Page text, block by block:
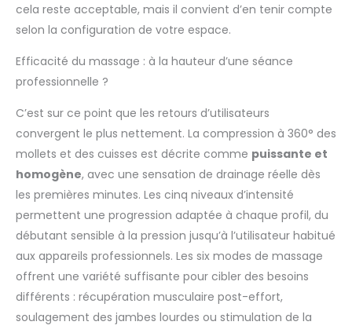
– le masseur de
jambes à
compression offre
une chaleur
s’adaptant à tous les
besoins de relaxation,
de la fatigue
quotidienne à la
récupération après
l’entraînement
Contrôle simplifié : Le
grand écran LED sur la
télécommande de ce
masseur de jambes à
compression permet
de surveiller et
d’ajuster facilement
vos paramètres de
cela reste acceptable, mais il convient d’en tenir compte
selon la configuration de votre espace.
Efficacité du massage : à la hauteur d’une séance
professionnelle ?
C’est sur ce point que les retours d’utilisateurs
convergent le plus nettement. La compression à 360° des
mollets et des cuisses est décrite comme puissante et
homogène, avec une sensation de drainage réelle dès
les premières minutes. Les cinq niveaux d’intensité
permettent une progression adaptée à chaque profil, du
débutant sensible à la pression jusqu’à l’utilisateur habitué
aux appareils professionnels. Les six modes de massage
offrent une variété suffisante pour cibler des besoins
différents : récupération musculaire post-effort,
soulagement des jambes lourdes ou stimulation de la